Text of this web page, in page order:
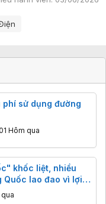
phí sử dụng đường
Hôm qua
khốc liệt, nhiều
Quốc lao đao vì lợi